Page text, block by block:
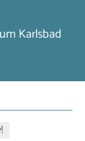
Karlsbad